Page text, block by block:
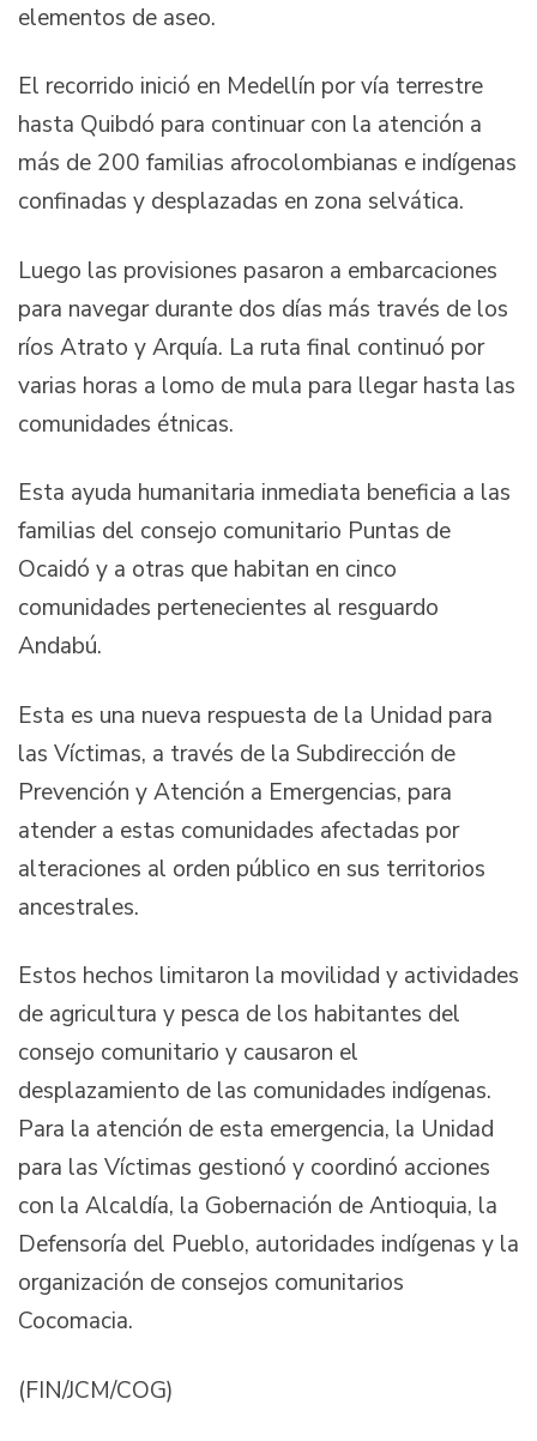
elementos de aseo.
El recorrido inició en Medellín por vía terrestre
hasta Quibdó para continuar con la atención a
más de 200 familias afrocolombianas e indígenas
confinadas y desplazadas en zona selvática.
Luego las provisiones pasaron a embarcaciones
para navegar durante dos días más través de los
ríos Atrato y Arquía. La ruta final continuó por
varias horas a lomo de mula para llegar hasta las
comunidades étnicas.
Esta ayuda humanitaria inmediata beneficia a las
familias del consejo comunitario Puntas de
Ocaidó y a otras que habitan en cinco
comunidades pertenecientes al resguardo
Andabú.
Esta es una nueva respuesta de la Unidad para
las Víctimas, a través de la Subdirección de
Prevención y Atención a Emergencias, para
atender a estas comunidades afectadas por
alteraciones al orden público en sus territorios
ancestrales.
Estos hechos limitaron la movilidad y actividades
de agricultura y pesca de los habitantes del
consejo comunitario y causaron el
desplazamiento de las comunidades indígenas.
Para la atención de esta emergencia, la Unidad
para las Víctimas gestionó y coordinó acciones
con la Alcaldía, la Gobernación de Antioquia, la
Defensoría del Pueblo, autoridades indígenas y la
organización de consejos comunitarios
Cocomacia.
(FIN/JCM/COG)